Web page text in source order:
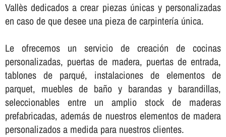
Vallès dedicados a crear piezas únicas y personalizadas
en caso de que desee una pieza de carpinterí­a única.
Le ofrecemos un servicio de creación de cocinas
personalizadas, puertas de madera, puertas de entrada,
tablones de parqué, instalaciones de elementos de
parquet, muebles de baño y barandas y barandillas,
seleccionables entre un amplio stock de maderas
prefabricadas, además de nuestros elementos de madera
personalizados a medida para nuestros clientes.